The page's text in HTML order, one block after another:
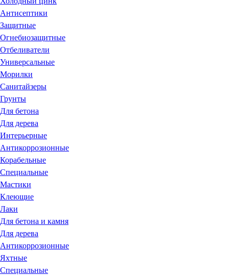
Антисептики
Защитные
Огнебиозащитные
Отбеливатели
Универсальные
Морилки
Санитайзеры
Грунты
Для бетона
Для дерева
Интерьерные
Антикоррозионные
Корабельные
Специальные
Мастики
Клеющие
Лаки
Для бетона и камня
Для дерева
Антикоррозионные
Яхтные
Специальные